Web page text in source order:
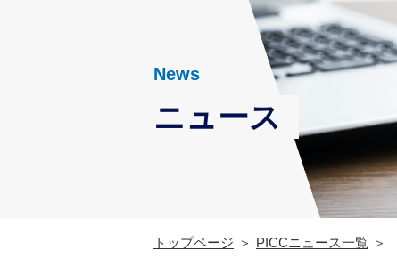
News
ニュース
トップページ PICCニュース一覧